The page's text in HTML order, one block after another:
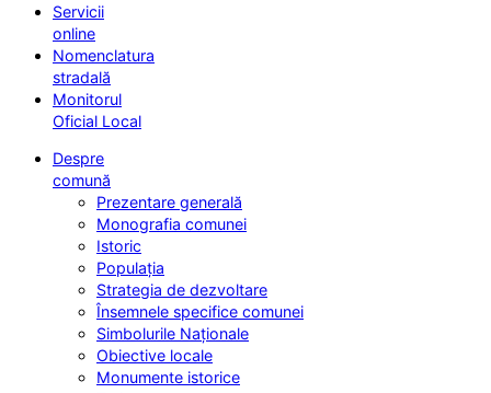
Servicii
online
Nomenclatura
stradală
Monitorul
Oficial Local
Despre
comună
Prezentare generală
Monografia comunei
Istoric
Populația
Strategia de dezvoltare
Însemnele specifice comunei
Simbolurile Naționale
Obiective locale
Monumente istorice